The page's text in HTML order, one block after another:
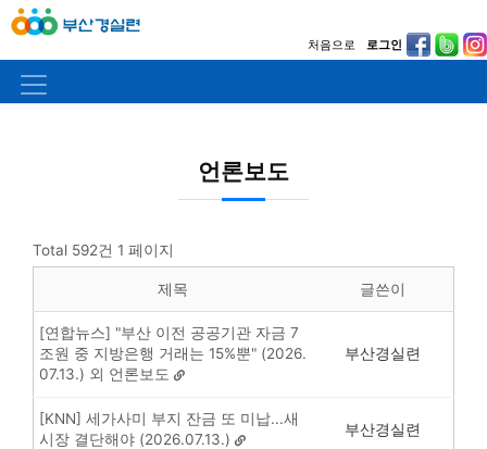
처음으로 로그인
언론보도
Total 592건 1 페이지
제목 글쓴이
[연합뉴스] "부산 이전 공공기관 자금 7
조원 중 지방은행 거래는 15%뿐" (2026.
07.13.) 외 언론보도
부산경실련
[KNN] 세가사미 부지 잔금 또 미납...새
시장 결단해야 (2026.07.13.)
부산경실련